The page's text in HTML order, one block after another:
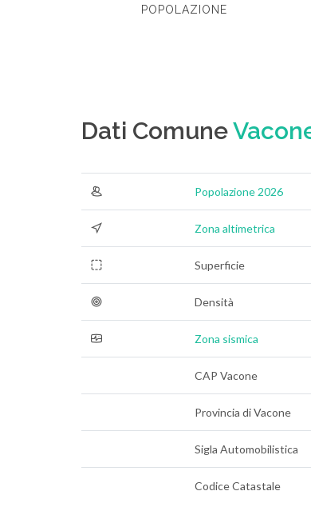
POPOLAZIONE
Dati Comune
Popolazione 2026
Zona altimetrica
Superficie
Densità
Zona sismica
CAP Vacone
Provincia di Vacone
Sigla Automobilistica
Codice Catastale